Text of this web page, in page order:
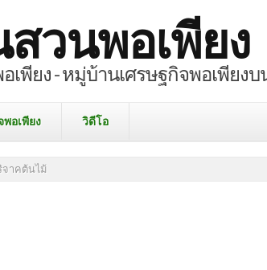
วนพอเพียง
เพียง - หมู่บ้านเศรษฐกิจพอเพียง
พอเพียง วิดีโอ
จาคต้นไม้